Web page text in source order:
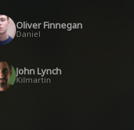
Oliver Finnegan
Daniel
John Lynch
Kilmartin